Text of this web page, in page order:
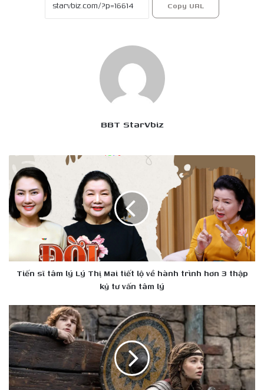
Copy URL
BBT StarVbiz
tâm
lý
Lý
Thị
lộ
3
thập
kỷ
vấn
tâm
Tiến sĩ tâm lý Lý Thị Mai tiết lộ về hành trình hơn 3 thập
kỷ tư vấn tâm lý
Mason
Thames
&
Nico
Parker
đốt
cháy